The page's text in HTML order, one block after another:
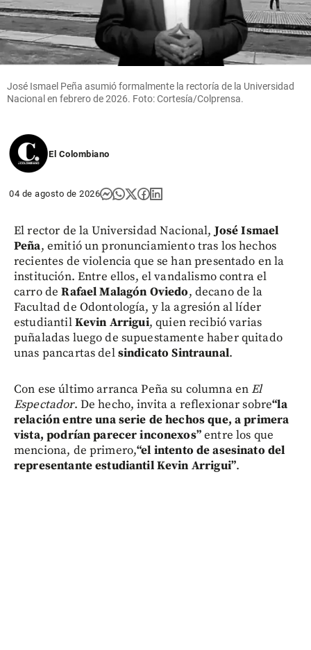
José Ismael Peña asumió formalmente la rectoría de la Universidad
Nacional en febrero de 2026. Foto: Cortesía/Colprensa.
El Colombiano
04 de agosto de 2026
El rector de la Universidad Nacional,José Ismael
Peña, emitió un pronunciamiento tras los hechos
recientes de violencia que se han presentado en la
institución. Entre ellos, el vandalismo contra el
carro deRafael Malagón Oviedo, decano de la
Facultad de Odontología, y la agresión al líder
estudiantilKevin Arrigui, quien recibió varias
puñaladas luego de supuestamente haber quitado
unas pancartas delsindicato Sintraunal.
Con ese último arranca Peña su columna enEl
Espectador. De hecho, invita a reflexionar sobre“la
relación entre una serie de hechos que, a primera
vista, podrían parecer inconexos”entre los que
menciona, de primero,“el intento de asesinato del
representante estudiantil Kevin Arrigui”.